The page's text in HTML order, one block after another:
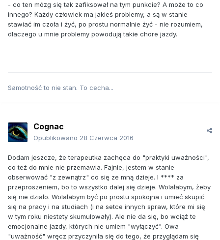
- co ten mózg się tak zafiksował na tym punkcie? A może to co
innego? Każdy człowiek ma jakieś problemy, a są w stanie
stawiać im czoła i żyć, po prostu normalnie żyć - nie rozumiem,
dlaczego u mnie problemy powodują takie chore jazdy.
Samotność to nie stan. To cecha...
Cognac
Opublikowano 28 Czerwca 2016
Dodam jeszcze, że terapeutka zachęca do "praktyki uważności",
co też do mnie nie przemawia. Fajnie, jestem w stanie
obserwować "z zewnątrz" co się ze mną dzieje. I **** za
przeproszeniem, bo to wszystko dalej się dzieje. Wolałabym, żeby
się nie działo. Wolałabym być po prostu spokojna i umieć skupić
się na pracy i na studiach (i na setce innych spraw, które mi się
w tym roku niestety skumulowały). Ale nie da się, bo wciąż te
emocjonalne jazdy, których nie umiem "wyłączyć". Owa
"uważność" wręcz przyczyniła się do tego, że przyglądam się